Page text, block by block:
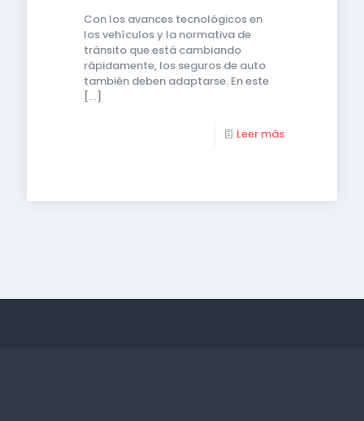
Con los avances tecnológicos en
los vehículos y la normativa de
tránsito que está cambiando
rápidamente, los seguros de auto
también deben adaptarse. En este
[…]
Leer más